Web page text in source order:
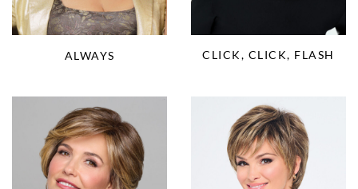
ALWAYS CLICK, CLICK, FLASH